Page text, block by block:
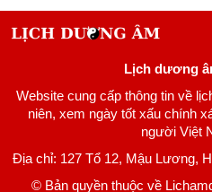
Lịch dương
Website cung cấp thông tin về
niên, xem ngày tốt xấu chính
người Việt
Địa chỉ: 127 Tổ 12, Mậu Lương,
© Bản quyền thuộc về